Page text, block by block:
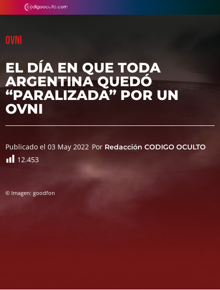
OVNI
EL DÍA EN QUE TODA
ARGENTINA QUEDÓ
“PARALIZADA” POR UN
OVNI
Publicado el 03 May 2022 Por Redacción CODIGO OCULTO
12.453
© Imagen: goodfon